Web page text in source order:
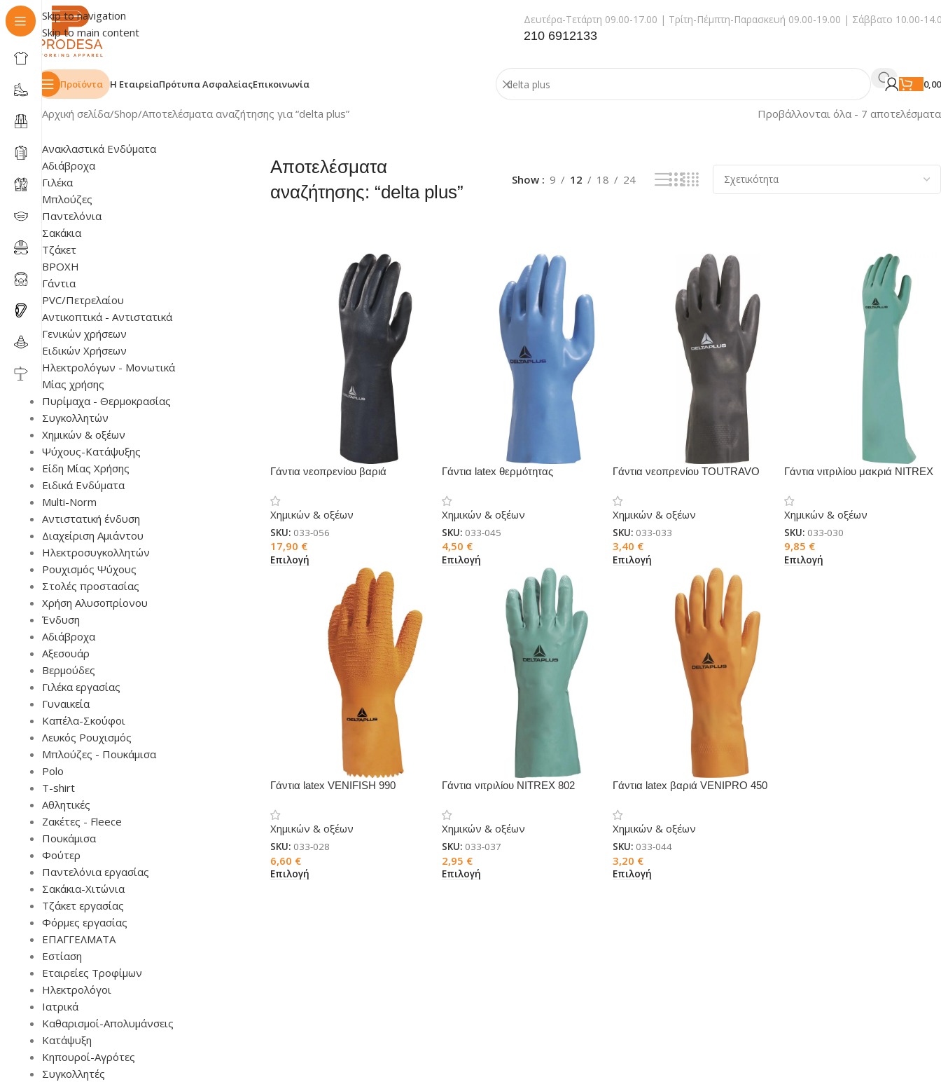
Skip to navigation
Skip to main content
Δευτέρα-Τετάρτη 09.00-17.00 | Τρίτη-Πέμπτη-Παρασκευή 09.00-19.00 | Σάββατο 10.00-
210 6912133
Προϊόντα Η ΕταιρείαΠρότυπα ΑσφαλείαςΕπικοινωνία
Αρχική σελίδα Shop Αποτελέσματα αναζήτησης για “delta plus” Προβάλλονται όλα - 7 αποτελέσματα
Ανακλαστικά Ενδύματα
Αδιάβροχα
Γιλέκα
Μπλούζες
Παντελόνια
Σακάκια
Τζάκετ
ΒΡΟΧΗ
Γάντια
PVC/Πετρελαίου
Αντικοπτικά - Αντιστατικά
Γενικών χρήσεων
Ειδικών Χρήσεων
Ηλεκτρολόγων - Μονωτικά
Μίας χρήσης
Πυρίμαχα - Θερμοκρασίας
Συγκολλητών
Χημικών & οξέων
Ψύχους-Κατάψυξης
Είδη Μίας Χρήσης
Ειδικά Ενδύματα
Multi-Norm
Αντιστατική ένδυση
Διαχείριση Αμιάντου
Ηλεκτροσυγκολλητών
Ρουχισμός Ψύχους
Στολές προστασίας
Χρήση Αλυσοπρίονου
Ένδυση
Αδιάβροχα
Αξεσουάρ
Βερμούδες
Γιλέκα εργασίας
Γυναικεία
Καπέλα-Σκούφοι
Λευκός Ρουχισμός
Μπλούζες - Πουκάμισα
Polo
T-shirt
Αθλητικές
Ζακέτες - Fleece
Πουκάμισα
Φούτερ
Παντελόνια εργασίας
Σακάκια-Χιτώνια
Τζάκετ εργασίας
Φόρμες εργασίας
ΕΠΑΓΓΕΛΜΑΤΑ
Εστίαση
Εταιρείες Τροφίμων
Ηλεκτρολόγοι
Ιατρικά
Καθαρισμοί-Απολυμάνσεις
Κατάψυξη
Κηπουροί-Αγρότες
Συγκολλητές
Αποτελέσματα
αναζήτησης: “delta plus”
Show 9 12 18 24
Γάντια νεοπρενίου βαριά
Χημικών & οξέων
SKU: 033-056
17,90 €
Επιλογή
Γάντια latex θερμότητας
Χημικών & οξέων
SKU: 033-045
4,50 €
Επιλογή
Γάντια νεοπρενίου TOUTRAVO
Χημικών & οξέων
SKU: 033-033
3,40 €
Επιλογή
Γάντια νιτριλίου μακριά NITREX
Χημικών & οξέων
SKU: 033-030
9,85 €
Επιλογή
Γάντια latex VENIFISH 990
Χημικών & οξέων
SKU: 033-028
6,60 €
Επιλογή
Γάντια νιτριλίου NITREX 802
Χημικών & οξέων
SKU: 033-037
2,95 €
Επιλογή
Γάντια latex βαριά VENIPRO 450
Χημικών & οξέων
SKU: 033-044
3,20 €
Επιλογή